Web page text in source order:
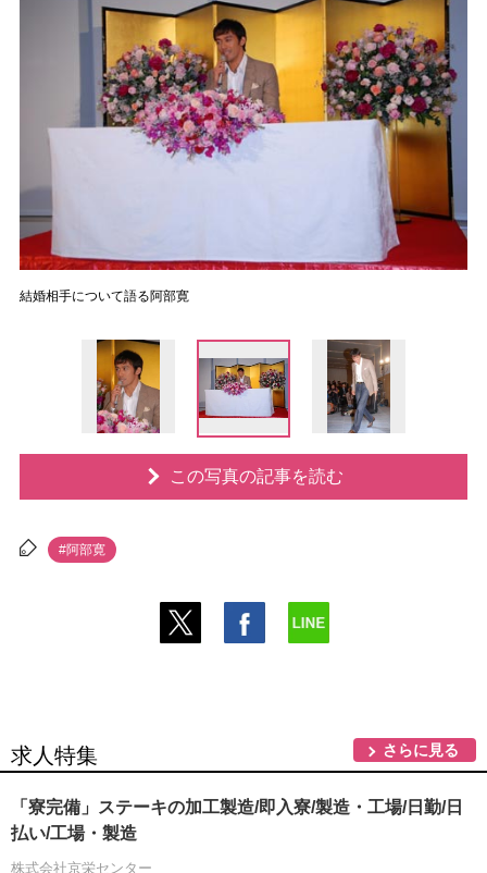
結婚相手について語る阿部寛
この写真の記事を読む
#阿部寛
求人特集 さらに見る
「寮完備」ステーキの加工製造/即入寮/製造・工場/日勤/日
払い/工場・製造
株式会社京栄センター